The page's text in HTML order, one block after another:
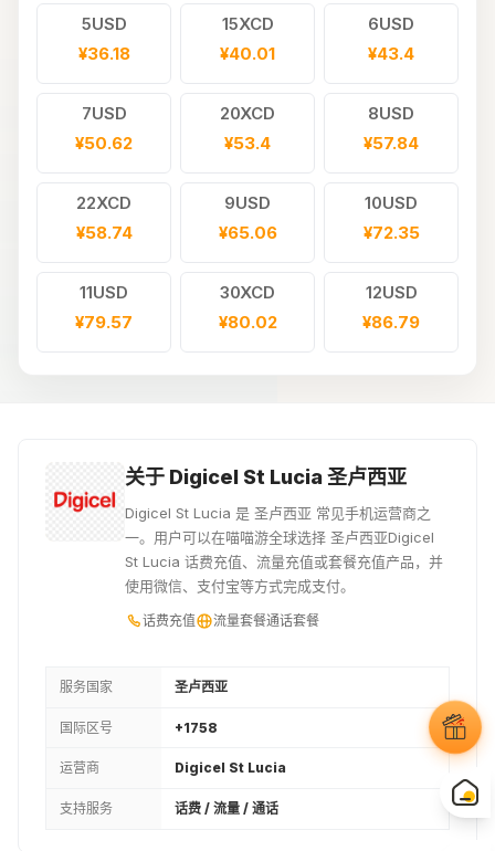
5USD
¥36.18
15XCD
¥40.01
6USD
¥43.4
7USD
¥50.62
20XCD
¥53.4
8USD
¥57.84
22XCD
¥58.74
9USD
¥65.06
10USD
¥72.35
11USD
¥79.57
30XCD
¥80.02
12USD
¥86.79
40XCD
¥106.72
15USD
¥108.45
16USD
¥115.67
17USD
¥122.89
18USD
¥130.11
50XCD
¥137.41
¥144.63
22USD
¥159.07
¥166.29
关于 Digicel St Lucia 圣卢西亚
Digicel St Lucia 是 圣卢西亚 常见手机运营商之
一。用户可以在喵喵游全球选择 圣卢西亚Digicel
St Lucia 话费充值、流量充值或套餐充值产品，并
使用微信、支付宝等方式完成支付。
话费充值 流量套餐通话套餐
服务国家 圣卢西亚
国际区号 +1758
运营商 Digicel St Lucia
支持服务 话费 / 流量 / 通话